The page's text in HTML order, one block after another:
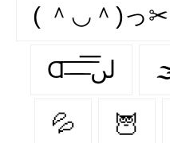
( ＾◡＾)っ
Ɑ͞ ̶͞ ̶͞ ̶͞ لں͞
💦 🦉